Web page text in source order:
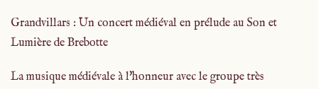
Grandvillars : Un concert médiéval en prélude au Son et
Lumière de Brebotte
La musique médiévale à l'honneur avec le groupe très